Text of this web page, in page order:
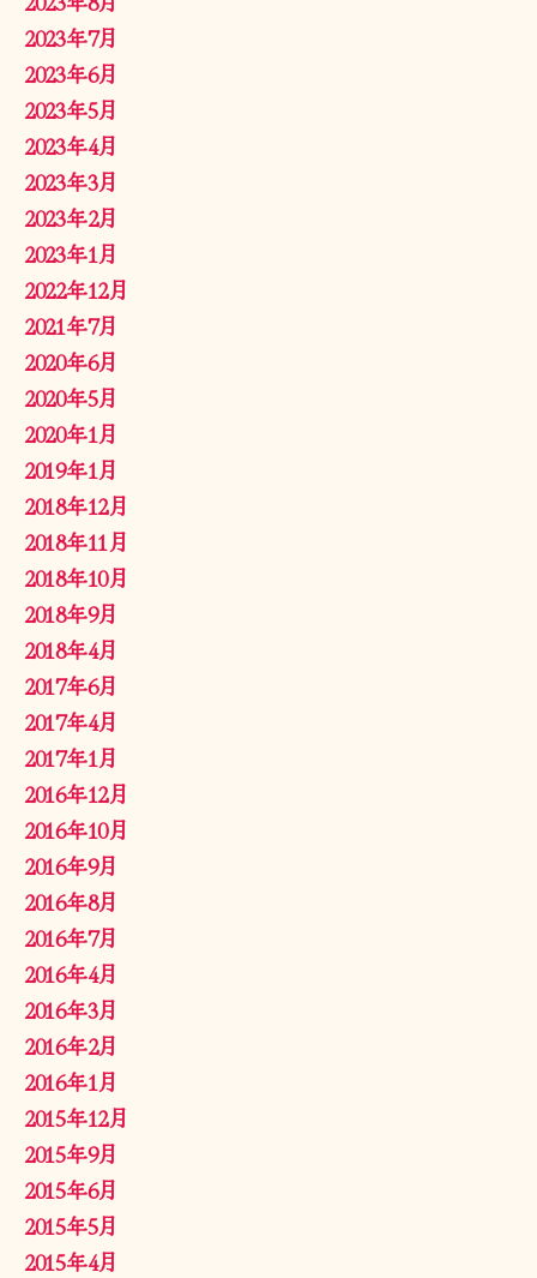
2023年7月
2023年6月
2023年5月
2023年4月
2023年3月
2023年2月
2023年1月
2022年12月
2021年7月
2020年6月
2020年5月
2020年1月
2019年1月
2018年12月
2018年11月
2018年10月
2018年9月
2018年4月
2017年6月
2017年4月
2017年1月
2016年12月
2016年10月
2016年9月
2016年8月
2016年7月
2016年4月
2016年3月
2016年2月
2016年1月
2015年12月
2015年9月
2015年6月
2015年5月
2015年4月